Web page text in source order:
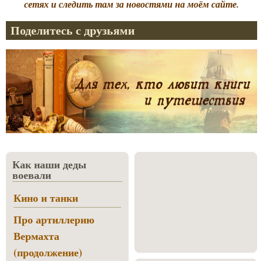
сетях и следить там за новостями на моём сайте.
Поделитесь с друзьями
Как наши деды
воевали
Кино и танки
Про артиллерию
Вермахта
(продолжение)